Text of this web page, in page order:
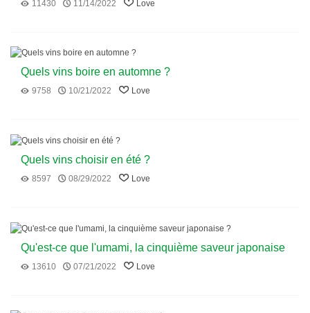
11430 11/14/2022 Love
Quels vins boire en automne ?
9758 10/21/2022 Love
Quels vins choisir en été ?
8597 08/29/2022 Love
Qu'est-ce que l'umami, la cinquième saveur japonaise
? 13610 07/21/2022 Love